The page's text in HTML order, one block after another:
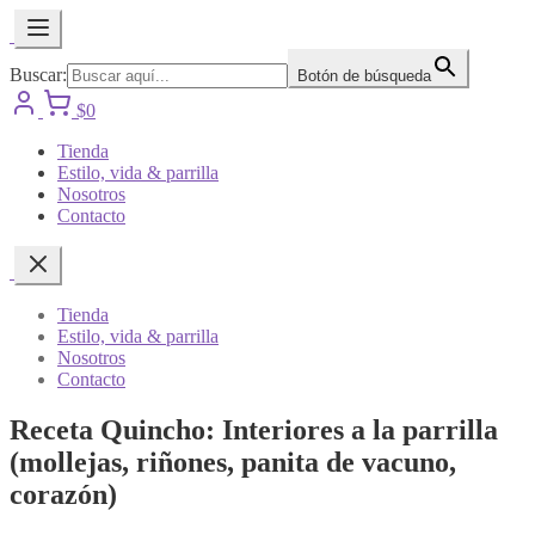
Buscar: Botón de búsqueda
$0
Tienda
Estilo, vida & parrilla
Nosotros
Contacto
Tienda
Estilo, vida & parrilla
Nosotros
Contacto
Receta Quincho: Interiores a la parrilla
(mollejas, riñones, panita de vacuno,
corazón)